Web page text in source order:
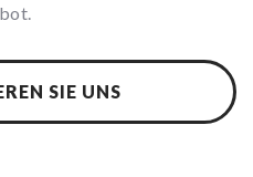
SIE UNS